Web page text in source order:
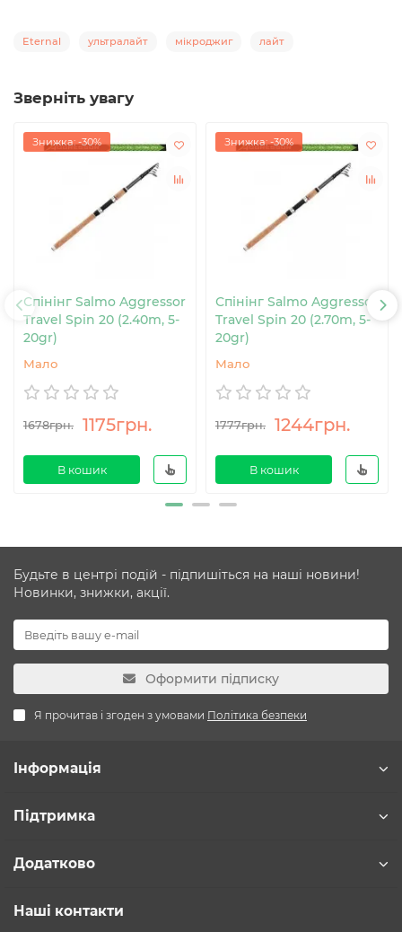
Eternal ультралайт мікроджиг лайт
Зверніть увагу
Знижка: -30%
Спінінг Salmo Aggressor
Travel Spin 20 (2.40m, 5-
20gr)
Мало
1678грн. 1175грн.
В кошик
Знижка: -30%
Спінінг Salmo Aggressor
Travel Spin 20 (2.70m, 5-
20gr)
Мало
1777грн. 1244грн.
В кошик
Будьте в центрі подій - підпишіться на наші новини!
Новинки, знижки, акції.
Оформити підписку
Я прочитав і згоден з умовами Політика безпеки
Інформація
Підтримка
Додатково
Наші контакти